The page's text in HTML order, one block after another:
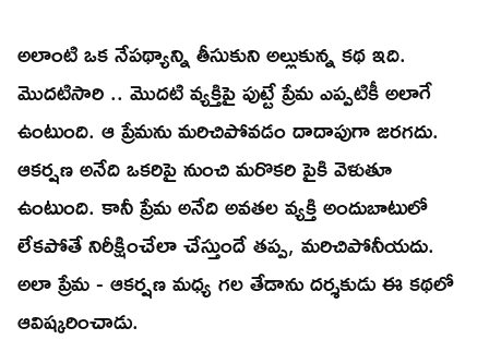
అలాంటి ఒక నేపథ్యాన్ని తీసుకుని అల్లుకున్న కథ ఇది.
మొదటిసారి .. మొదటి వ్యక్తిపై పుట్టే ప్రేమ ఎప్పటికీ అలాగే
ఉంటుంది. ఆ ప్రేమను మరిచిపోవడం దాదాపుగా జరగదు.
ఆకర్షణ అనేది ఒకరిపై నుంచి మరొకరి పైకి వెళుతూ
ఉంటుంది. కానీ ప్రేమ అనేది అవతల వ్యక్తి అందుబాటులో
లేకపోతే నిరీక్షించేలా చేస్తుందే తప్ప, మరిచిపోనీయదు.
అలా ప్రేమ - ఆకర్షణ మధ్య గల తేడాను దర్శకుడు ఈ కథలో
ఆవిష్కరించాడు.